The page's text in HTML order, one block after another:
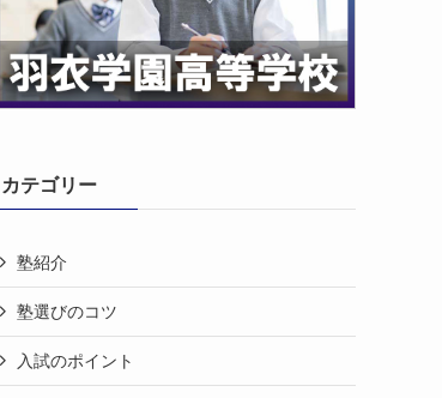
カテゴリー
塾紹介
塾選びのコツ
入試のポイント